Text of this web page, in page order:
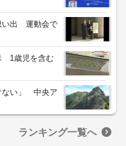
い出 運動会で
1歳児を含む
ない」 中央ア
ランキング一覧へ